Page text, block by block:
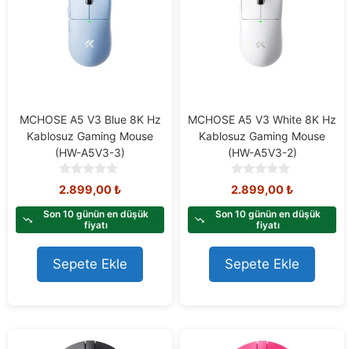
MCHOSE A5 V3 Blue 8K Hz
Kablosuz Gaming Mouse
(HW-A5V3-3)
0
o
u
5
2.899,00₺
Son 10 günün en düşük
fiyatı
Sepete Ekle
MCHOSE A5 V3 White 8K Hz
Kablosuz Gaming Mouse
(HW-A5V3-2)
0
o
u
5
2.899,00₺
Son 10 günün en düşük
fiyatı
Sepete Ekle